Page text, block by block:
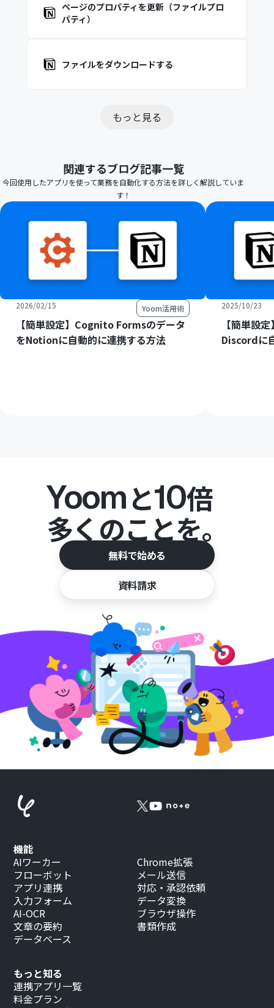
ページのプロパティを更新（ファイルプロ
パティ）
ファイルをダウンロードする
もっと見る
関連するブログ記事一覧
今回使用したアプリを使って業務を自動化する方法を詳しく解説していま
す！
2026/02/15 Yoom活用術
【簡単設定】Cognito Formsのデータ
をNotionに自動的に連携する方法
2025/10/23
【簡単設
Discordに
Yoomと10倍
多くのことを。
無料で始める
資料請求
もっと知る
連携アプリ一覧
料金プラン
機能
AIワーカー
フローボット
アプリ連携
入力フォーム
AI-OCR
文章の要約
データベース
Chrome拡張
メール送信
対応・承認依頼
データ変換
ブラウザ操作
書類作成